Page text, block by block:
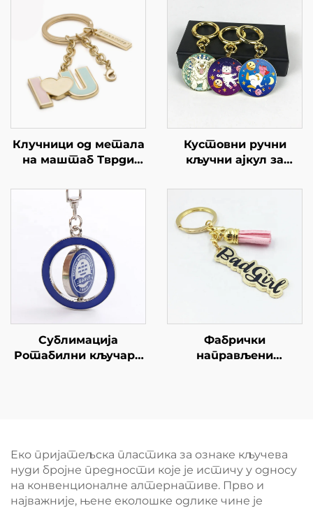
Клучници од метала
на маштаб Тврди
покривени Купица у
облику торбе за
кафу
Кустовни ручни
кључни ајкул за
Сублимација
Ротабилни кључари
Фабрички
направљени
Еко пријатељска пластика за ознаке кључева
нуди бројне предности које је истичу у односу
на конвенционалне алтернативе. Прво и
најважније, њене еколошке одлике чине је